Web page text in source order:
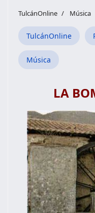
TulcánOnline Música
TulcánOnline
Música
LA